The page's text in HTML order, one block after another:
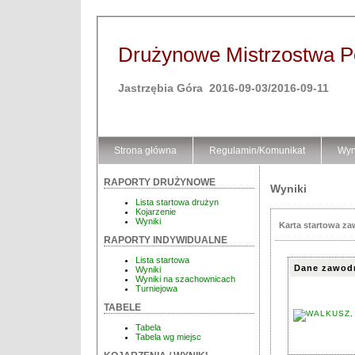
Drużynowe Mistrzostwa
Jastrzębia Góra 2016-09-03/2016-09-11
Strona główna Regulamin/Komunikat
RAPORTY DRUŻYNOWE
Lista startowa drużyn
Kojarzenie
Wyniki
RAPORTY INDYWIDUALNE
Lista startowa
Wyniki
Wyniki na szachownicach
Turniejowa
TABELE
Tabela
Tabela wg miejsc
Wyniki
Karta startowa
Dane